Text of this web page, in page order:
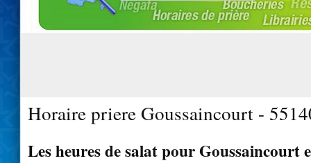
Horaire priere Goussaincourt -
Les heures de salat pour Goussaincourt